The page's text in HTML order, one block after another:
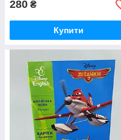
280 ₴
Купити